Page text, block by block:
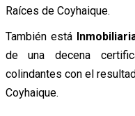
Raíces de Coyhaique.
También está
de una decena
colindantes con el
Coyhaique.